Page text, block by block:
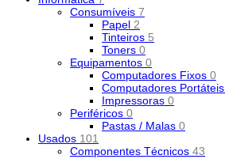
Consumíveis 7
Papel 2
Tinteiros 5
Toners 0
Equipamentos 0
Computadores Fixos 0
Computadores Portáteis
Impressoras 0
Periféricos 0
Pastas / Malas 0
Usados 101
Componentes Técnicos 43